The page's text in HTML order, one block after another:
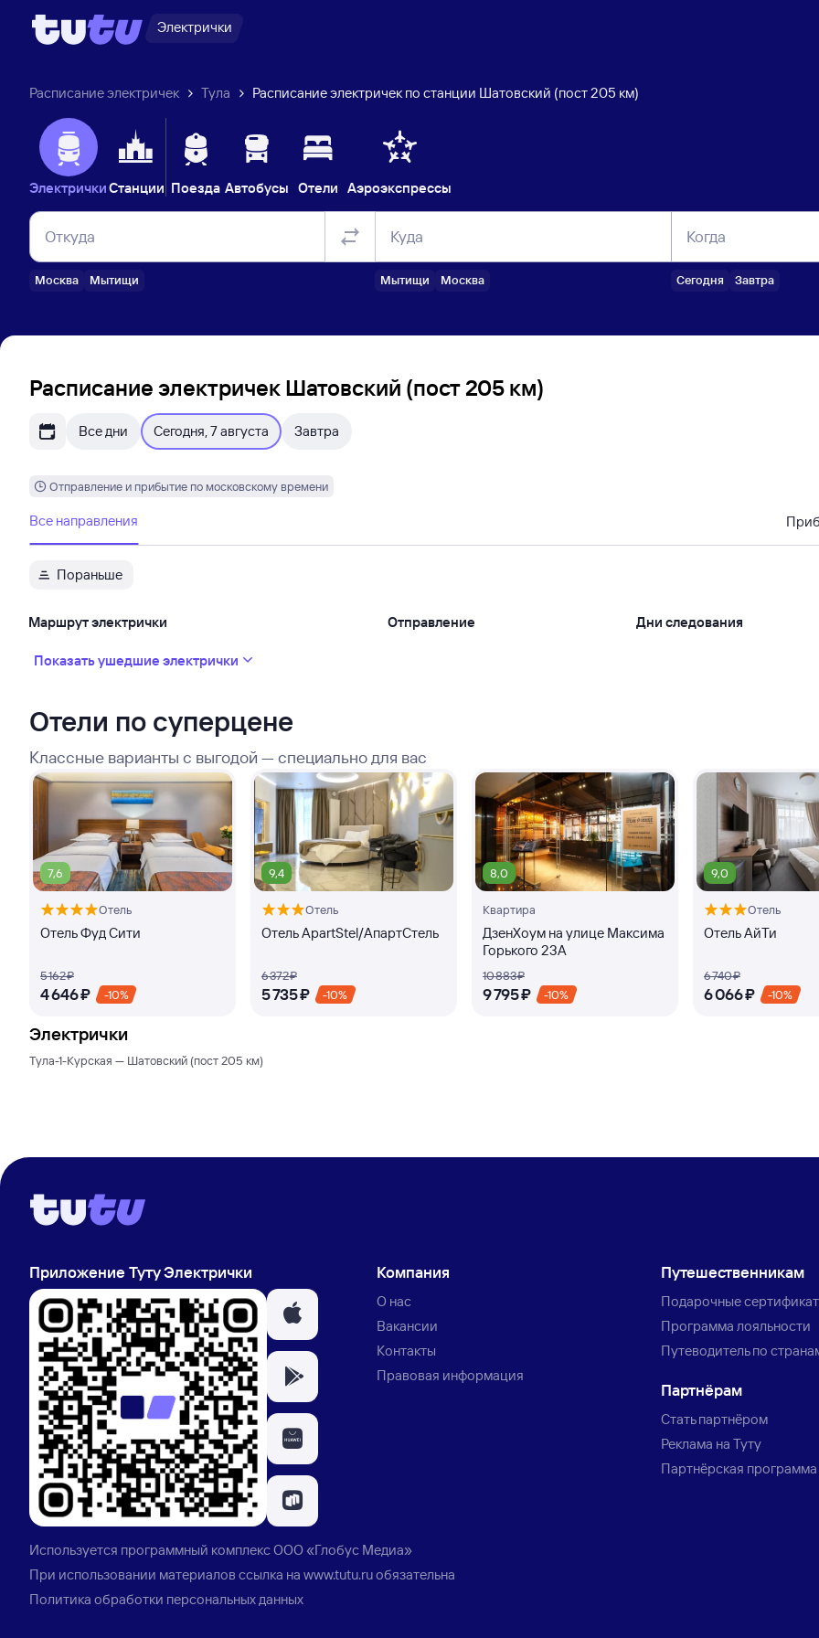
Электрички
Расписание электричек Тула Расписание электричек по станции Шатовский (пост 205 км)
ЭлектричкиСтанции Поезда Автобусы Отели Аэроэкспрессы
Откуда
Москва Мытищи
Куда
Мытищи Москва
Когда
Сегодня Завтра
Расписание электричек Шатовский (пост 205 км)
Все дни Сегодня, 7 августа Завтра
Отправление и прибытие по московскому времени
Все направления
Пораньше
Маршрут электрички Отправление Дни следования
Показать ушедшие электрички
Отели по суперцене
Классные варианты с выгодой — специально для вас
7,6
Отель
Отель Фуд Сити
5 ⁠162 ⁠₽
4 ⁠646 ⁠₽ -10%
9,4
Отель
Отель ApartStel/АпартСтель
6 ⁠372 ⁠₽
5 ⁠735 ⁠₽ -10%
8,0
Квартира
ДзенХоум на улице Максима
Горького 23А
10 ⁠883 ⁠₽
9 ⁠795 ⁠₽ -10%
9,0
Отель
Отель АйТи
6 ⁠740 ⁠₽
6 ⁠066 ⁠₽ -10%
Электрички
Тула-1-Курская — Шатовский (пост 205 км)
Приложение Туту Электрички Компания
О нас
Вакансии
Контакты
Правовая информация
Путешественникам
Подарочные
Программа лояльности
Путеводитель по
Партнёрам
Стать партнёром
Реклама на Туту
Партнёрская программа
Используется программный комплексООО «Глобус Медиа»
При использовании материалов ссылка на www.tutu.ruобязательна
Политика обработки персональных данных